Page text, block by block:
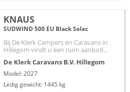
KNAUS
SUDWIND 500 EU Black Selec
Bij De Klerk Campers en Caravans in
Hillegom vindt u een ruim aanbod...
De Klerk Caravans B.V. Hillegom
Model: 2027
Ledig gewicht: 1445 kg